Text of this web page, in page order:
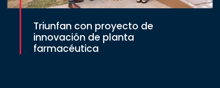
Triunfan con proyecto de
innovación de planta
farmacéutica